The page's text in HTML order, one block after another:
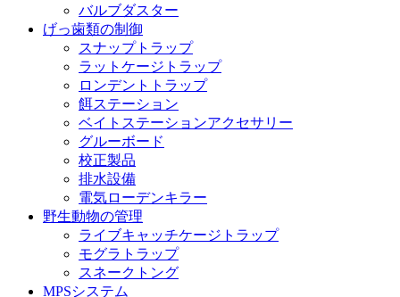
バルブダスター
げっ歯類の制御
スナップトラップ
ラットケージトラップ
ロンデントトラップ
餌ステーション
ベイトステーションアクセサリー
グルーボード
校正製品
排水設備
電気ローデンキラー
野生動物の管理
ライブキャッチケージトラップ
モグラトラップ
スネークトング
MPSシステム